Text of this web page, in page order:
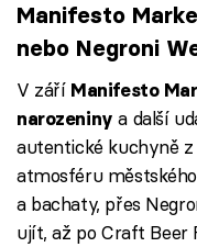
Manifesto
nebo Negroni
V září Manifesto
narozeniny a další
autentické kuchyně z
atmosféru
a bachaty, přes
ujít, až po Craft Beer